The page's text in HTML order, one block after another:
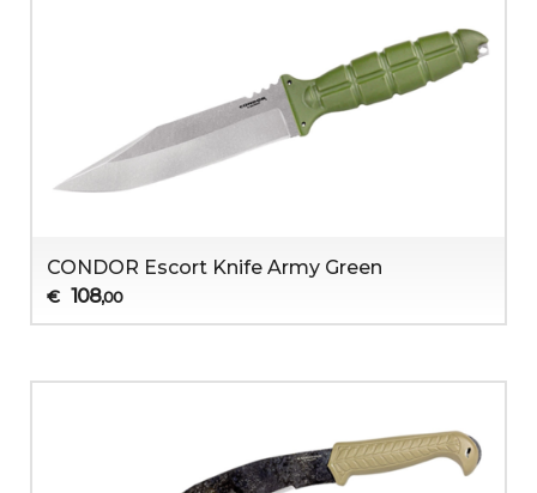
CONDOR Escort Knife Army Green
€ 108,00